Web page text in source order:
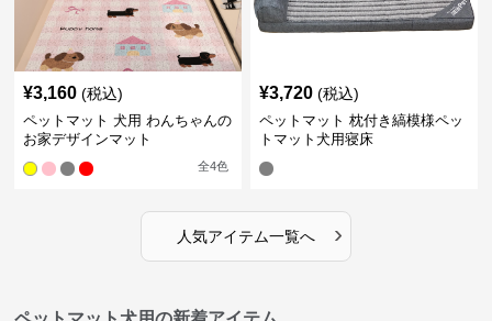
¥3,160 (税込)
ペットマット 犬用 わんちゃんの
お家デザインマット
全4色
¥3,720 (税込)
ペットマット 枕付き縞模様ペッ
トマット犬用寝床
人気アイテム一覧へ ›